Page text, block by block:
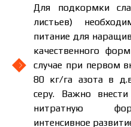
Для подкормки
листьев)
питание для
качественного
случае при первом
80 кг/га азота в
серу. Важно
нитратную
интенсивное